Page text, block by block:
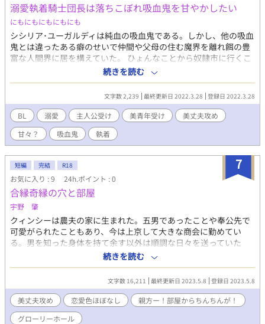
溺愛執着騎士団長は落ちこぼれ吸血鬼を甘やかしたい
にもにもにもにもにも
シシリア･ユーガルディは純血の吸血鬼である。しかし、他の吸血
鬼とは違ったある癖のせいで仲間や父母の住む魔界を離れ餌の豊
富な人間界に居を構えていた。 ひょんなことから奴隷市に行くこ
とになり、そこで見つけた一人の人間に甘く惑わされる。 主人公
にベタ惚れな騎士団長×自分の気持ちを認めたくないちょっとツ
ンな主人公 息抜きで初めたので不定期気味になりますが2ヶ月程
で完結かな？と思っています。 1週間に2、3話くらいを目安にし
ています。
続きを読む
文字数 2,239 最終更新日 2022.3.28 登録日 2022.3.28
BL 溺愛 主人公受け 美青年受け
美丈夫攻め
甘々？
吸血鬼 執着
7
短編 完結 R18
お気に入り : 9 24h.ポイント : 0
合縁奇縁の穴と部屋
宇野 肇
クィンシーは農夫の家に生まれた。五男であったことや奉公先で
可愛がられたこともあり、今は上京して大きな商会に勤めてい
る。男を知った身体を持て余す以外は順調な日々を送っていた
が、ある日、自分の部屋に突然、大きくて逞しい陰茎がぴんと突
き出していた。
続きを読む
文字数 16,211 最終更新日 2023.5.8 登録日 2023.5.8
美丈夫攻め 恋愛色ほぼなし
親方ー！部屋からちんちんが！
グローリーホール